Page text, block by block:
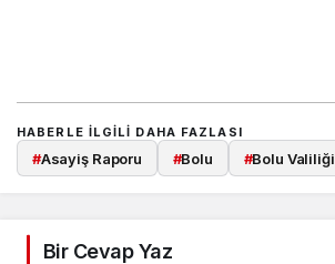
HABERLE ILGILI DAHA FAZLASI
#Asayiş Raporu #Bolu #Bolu Valiliği
Bir Cevap Yaz